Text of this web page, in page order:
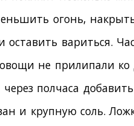
огонь,
вариться.
не прилипали ко
полчаса добавить
и крупную соль.